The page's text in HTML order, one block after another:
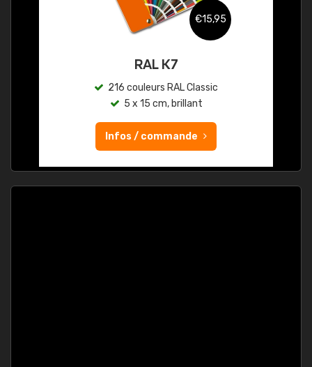
€15,95
RAL K7
216 couleurs RAL Classic
5 x 15 cm, brillant
Infos / commande